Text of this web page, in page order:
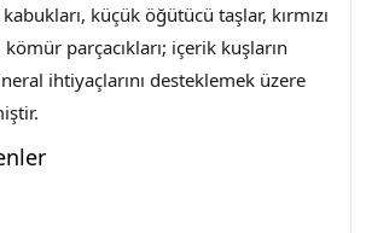
küçük öğütücü taşlar, kırmızı
parçacıkları; içerik kuşların
ihtiyaçlarını desteklemek üzere